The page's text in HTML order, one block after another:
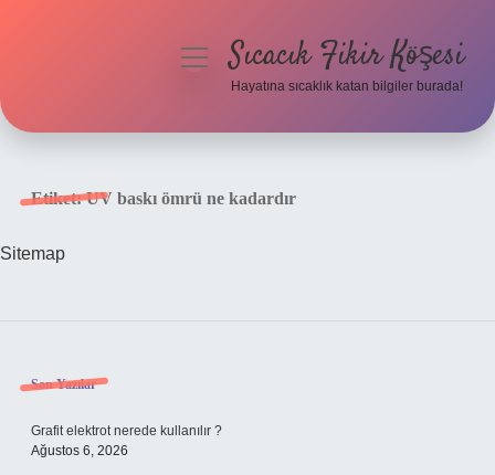
menüyüSıcacık Fikir Köşesi
Hayatına sıcaklık katan bilgiler burada!
Etiket:UV baskı ömrü ne kadardır
Sitemap
Sidebar
Son Yazılar
Grafit elektrot nerede kullanılır ?
Ağustos 6, 2026